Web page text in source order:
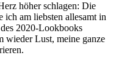
höher schlagen: Die
ich am liebsten allesamt in
2020-Lookbooks
wieder Lust, meine ganze